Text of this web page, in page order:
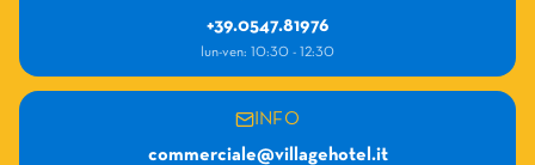
+39.0547.81976
lun-ven: 10:30 - 12:30
INFO
commerciale@villagehotel.it